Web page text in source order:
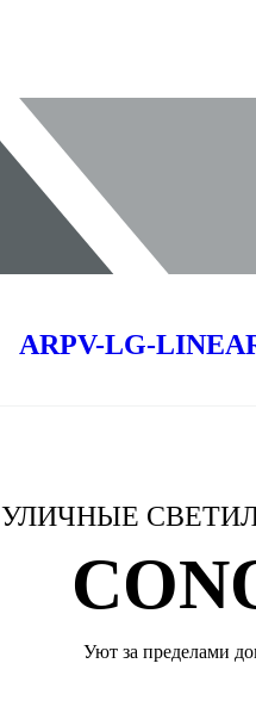
ARPV-LG-
УЛИЧНЫЕ
Уют за пределами